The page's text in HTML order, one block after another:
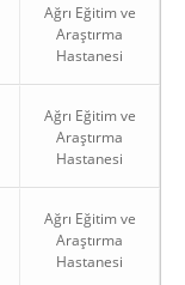
Ağrı Eğitim ve
Araştırma
Hastanesi
Ağrı Eğitim ve
Araştırma
Hastanesi
Ağrı Eğitim ve
Araştırma
Hastanesi